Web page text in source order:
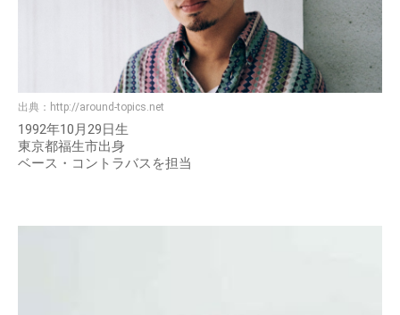
出典： http://around-topics.net
1992年10月29日生
東京都福生市出身
ベース・コントラバスを担当